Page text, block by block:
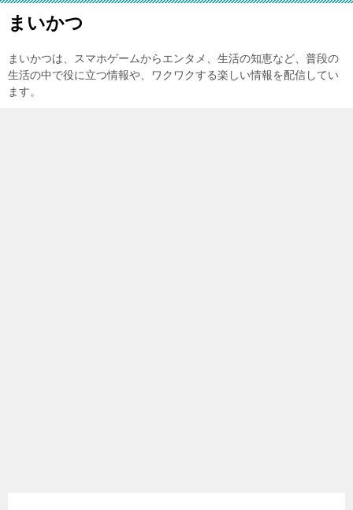
まいかつ
まいかつは、スマホゲームからエンタメ、生活の知恵など、普段の
生活の中で役に立つ情報や、ワクワクする楽しい情報を配信してい
ます。